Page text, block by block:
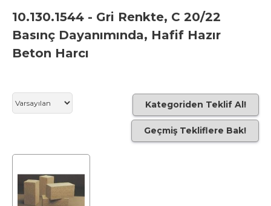
10.130.1544 - Gri Renkte, C 20/22
Basınç Dayanımında, Hafif Hazır
Beton Harcı
Kategoriden Teklif Al!
Geçmiş Tekliflere Bak!